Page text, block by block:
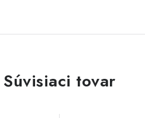
Súvisiaci tovar